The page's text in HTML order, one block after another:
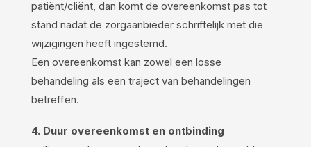
patiënt/cliënt, dan komt de overeenkomst pas tot
stand nadat de zorgaanbieder schriftelijk met die
wijzigingen heeft ingestemd.
Een overeenkomst kan zowel een losse
behandeling als een traject van behandelingen
betreffen.
4. Duur overeenkomst en ontbinding